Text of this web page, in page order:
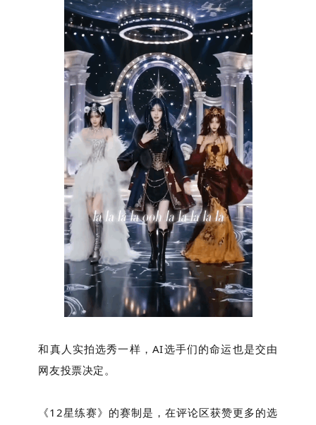
和真人实拍选秀一样，AI选手们的命运也是交由
网友投票决定。
《12星练赛》的赛制是，在评论区获赞更多的选